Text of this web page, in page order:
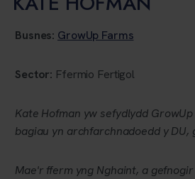
Busnes: GrowUp Farms
Sector: Ffermio Fertigol
Kate Hofman yw sefydlydd
bagiau yn archfarchnadoedd y DU,
Mae'r fferm yng Nghaint, a